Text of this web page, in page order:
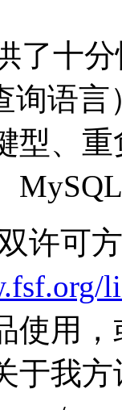
了十
询语
型、
许可
使用
于我